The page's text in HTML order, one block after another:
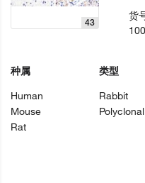
43
种属
Human
Mouse
Rat
类型
Rabbit
Polyclonal
货